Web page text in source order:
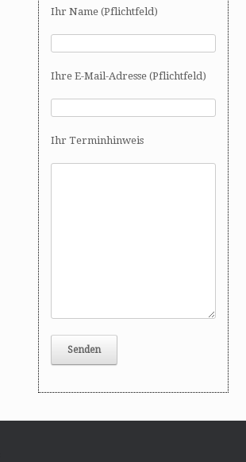
Ihr Name (Pflichtfeld)
Ihre E-Mail-Adresse (Pflichtfeld)
Ihr Terminhinweis